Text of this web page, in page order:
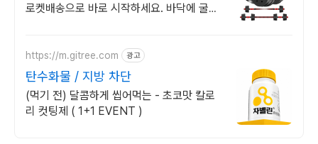
로켓배송으로 바로 시작하세요. 바닥에 굴러
https://m.gitree.com 광고
탄수화물 / 지방 차단
(먹기 전) 달콤하게 씹어먹는 - 초코맛 칼로
리 컷팅제 ( 1+1 EVENT )